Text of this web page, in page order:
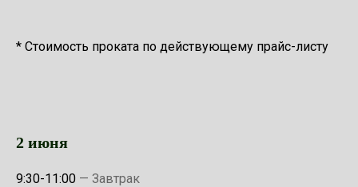
* Стоимость проката по действующему прайс-листу
2 июня
9:30-11:00 — Завтрак